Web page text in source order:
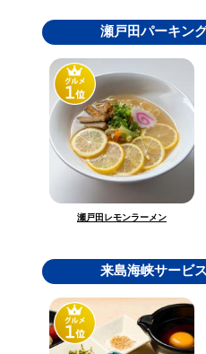
瀬戸田パーキン
瀬戸田レモンラーメン
来島海峡サービ